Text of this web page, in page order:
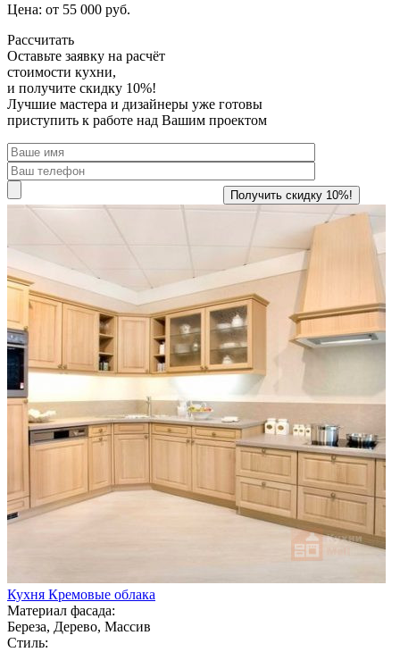
Цена: от 55 000 руб.
Рассчитать
Оставьте заявку на расчёт
стоимости кухни,
и получите скидку 10%!
Лучшие мастера и дизайнеры уже готовы
приступить к работе над Вашим проектом
Кухня Кремовые облака
Материал фасада:
Береза, Дерево, Массив
Стиль: